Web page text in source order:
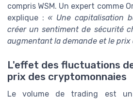
compris WSM. Un expert comme
explique : « Une capitalisation
créer un sentiment de sécurité
augmentant la demande et le prix
L'effet des fluctuations
prix des cryptomonnaies
Le volume de trading est